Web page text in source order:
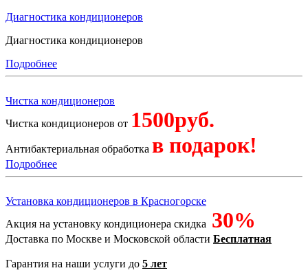
Диагностика кондиционеров
Диагностика кондиционеров
Подробнее
Чистка кондиционеров
Чистка кондиционеров от 1500руб.
Антибактериальная обработка в подарок!
Подробнее
Установка кондиционеров в Красногорске
Акция на установку кондиционера скидка 30%
Доставка по Москве и Московской области Бесплатная
Гарантия на наши услуги до 5 лет